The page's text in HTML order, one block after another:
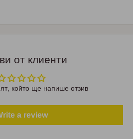
от клиенти
който ще напише отзив
a review